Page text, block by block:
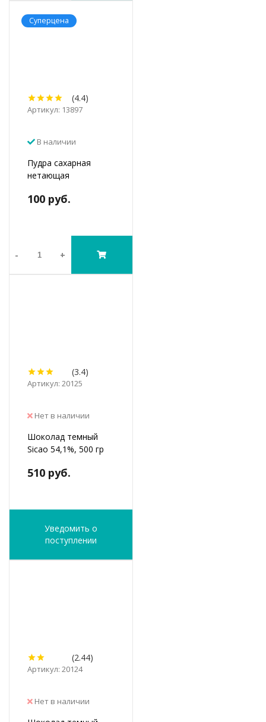
Суперцена
(4.4)
Артикул: 13897
В наличии
Пудра сахарная
нетающая
100 руб.
- +
(3.4)
Артикул: 20125
Нет в наличии
Шоколад темный
Sicao 54,1%, 500 гр
510 руб.
Уведомить о
поступлении
(2.44)
Артикул: 20124
Нет в наличии